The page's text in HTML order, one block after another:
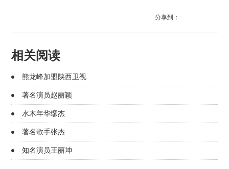
分享到：
相关阅读
熊龙峰加盟陕西卫视
著名演员赵丽颖
水木年华缪杰
著名歌手张杰
知名演员王丽坤